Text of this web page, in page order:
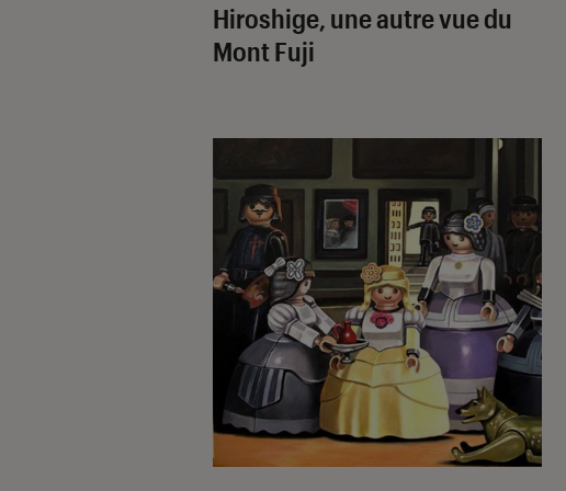
Hiroshige, une autre vue du
Mont Fuji